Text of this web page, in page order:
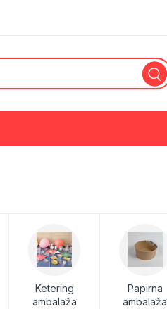
Brza rukavica
Higijenska oprema
Drvena ambalaža
Ketering
ambalaža
Papirna
ambalaža